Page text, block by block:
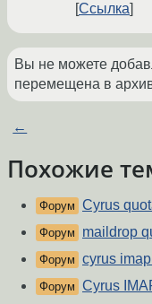
Ссылка
Вы не можете
перемещена в
←
Похожие
Форум Cyrus
Форум maildrop
Форум cyrus
Форум Cyrus